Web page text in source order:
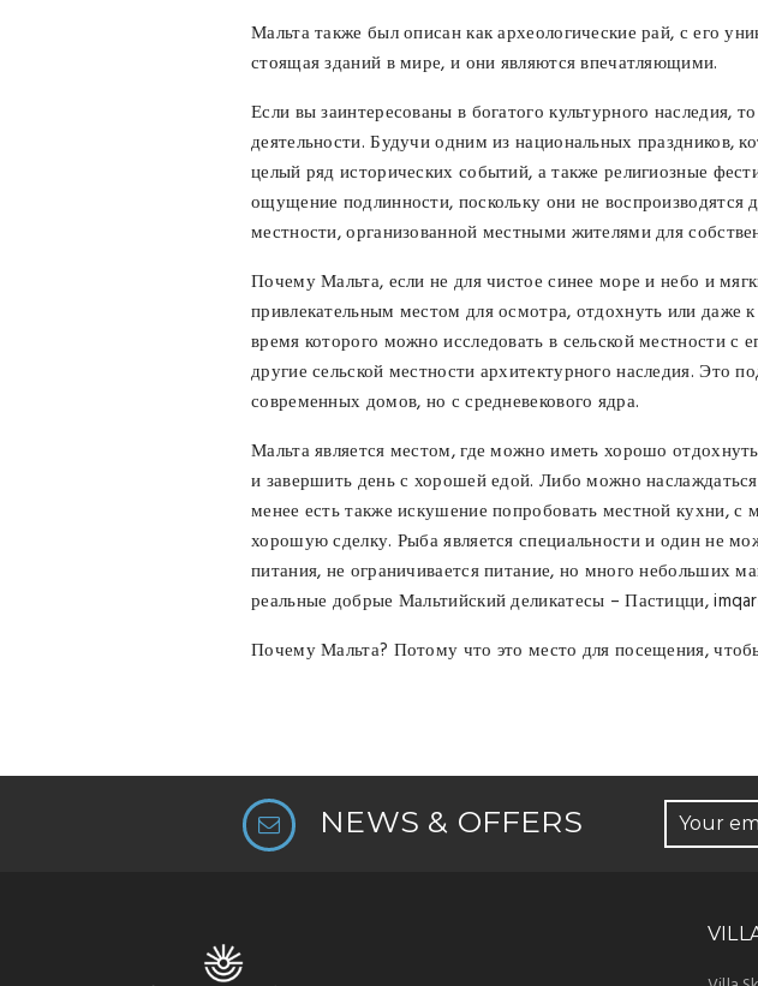
Мальта также был описан как археологические рай, с его
стоящая зданий в мире, и они являются впечатляющими.
Если вы заинтересованы в богатого культурного
деятельности. Будучи одним из национальных праздников,
целый ряд исторических событий, а также религиозные
ощущение подлинности, поскольку они не
местности, организованной местными жителями для
Почему Мальта, если не для чистое синее море и небо и
привлекательным местом для осмотра, отдохнуть или даже
время которого можно исследовать в сельской местности
другие сельской местности архитектурного наследия. Это
современных домов, но с средневекового ядра.
Мальта является местом, где можно иметь хорошо
и завершить день с хорошей едой. Либо можно
менее есть также искушение попробовать местной кухни,
хорошую сделку. Рыба является специальности и один не
питания, не ограничивается питание, но много небольших
реальные добрые Мальтийский деликатесы – Пастицци,
Почему Мальта? Потому что это место для посещения,
NEWS & OFFERS